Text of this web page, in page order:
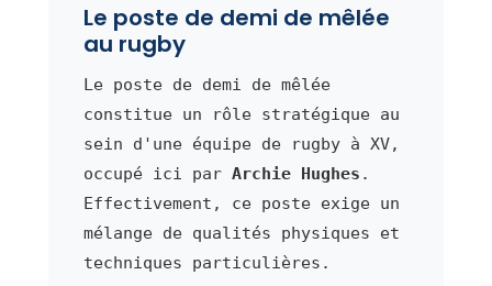
Le poste de demi de mêlée
au rugby
Le poste de demi de mêlée
constitue un rôle stratégique au
sein d'une équipe de rugby à XV,
occupé ici par Archie Hughes .
Effectivement, ce poste exige un
mélange de qualités physiques et
techniques particulières.